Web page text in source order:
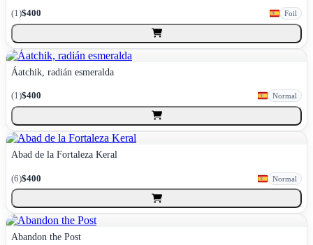
(1)$400 Foil
Áatchik, radián esmeralda
(1)$400 Normal
Abad de la Fortaleza Keral
(6)$400 Normal
Abandon the Post